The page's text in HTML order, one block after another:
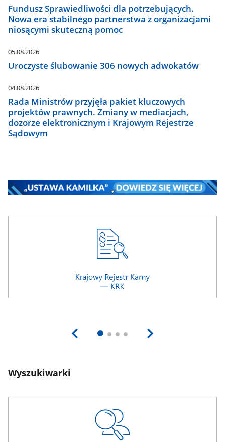
Fundusz Sprawiedliwości dla potrzebujących.
Nowa era stabilnego partnerstwa z organizacjami
niosącymi skuteczną pomoc
05.08.2026
Uroczyste ślubowanie 306 nowych adwokatów
04.08.2026
Rada Ministrów przyjęła pakiet kluczowych
projektów prawnych. Zmiany w mediacjach,
dozorze elektronicznym i Krajowym Rejestrze
Sądowym
Wyszukiwarki